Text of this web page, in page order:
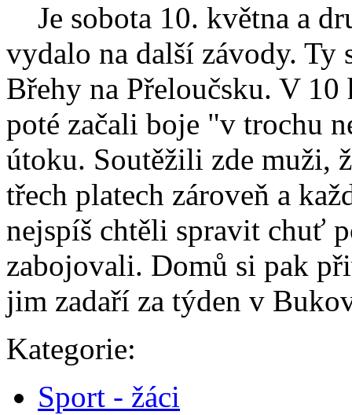
Je sobota 10. května a
vydalo na další závody. Ty
Břehy na Přeloučsku. V
poté začali boje "v trochu
útoku. Soutěžili zde muži,
třech platech zároveň a
nejspíš chtěli spravit chuť
zabojovali. Domů si pak
jim zadaří za týden v
Kategorie:
Sport - žáci